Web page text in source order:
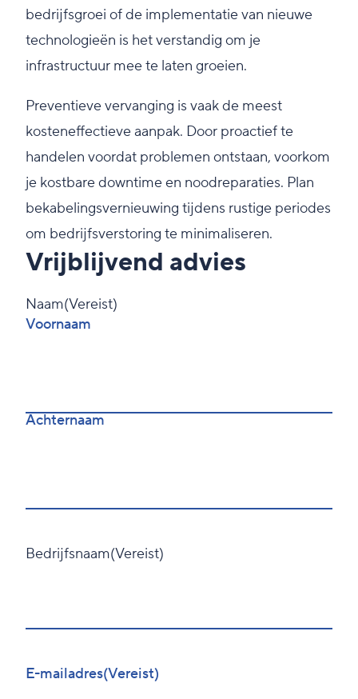
bedrijfsgroei of de implementatie van nieuwe
technologieën is het verstandig om je
infrastructuur mee te laten groeien.
Preventieve vervanging is vaak de meest
kosteneffectieve aanpak. Door proactief te
handelen voordat problemen ontstaan, voorkom
je kostbare downtime en noodreparaties. Plan
bekabelingsvernieuwing tijdens rustige periodes
om bedrijfsverstoring te minimaliseren.
Vrijblijvend advies
Naam(Vereist)
Voornaam
Achternaam
Bedrijfsnaam(Vereist)
E-mailadres(Vereist)